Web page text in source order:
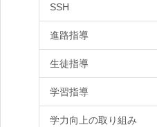
SSH
進路指導
生徒指導
学習指導
学力向上の取り組み